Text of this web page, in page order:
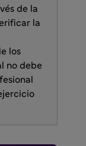
de la
la
los
no debe